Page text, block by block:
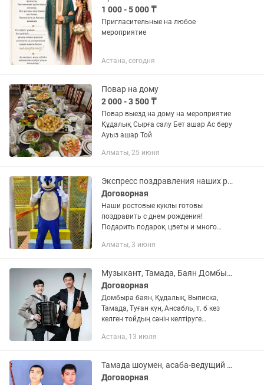
1 000 - 5 000 ₸
Пригласительные на любое
мероприятие
Астана, сегодня
Повар на дому
2 000 - 3 500 ₸
Повар выезд на дому на мероприятие
Құдалық Сырға салу Бет ашар Ас беру
Ауыз ашар Той
Алматы, 25 июня
Экспресс поздравления наших ростовых аниматоров
Договорная
Наши ростовые куклы готовы
поздравить с днем рождения!
Подарить подарок, цветы и много
малыша и маму с роддома
запоминающийся фото! Встречать
гостей...
Алматы, 3 июня
Музыкант, Тамада, Баян Домбыра
Договорная
Домбыра баян, Құдалық, Выписка,
Тамада, Туған күн, Ансабль, т. б кез
келген тойдың сәнін келтіруге
Астана, 13 июля
Тамада шоумен, асаба-ведущий мероприятий для всех видов торжеств
Договорная